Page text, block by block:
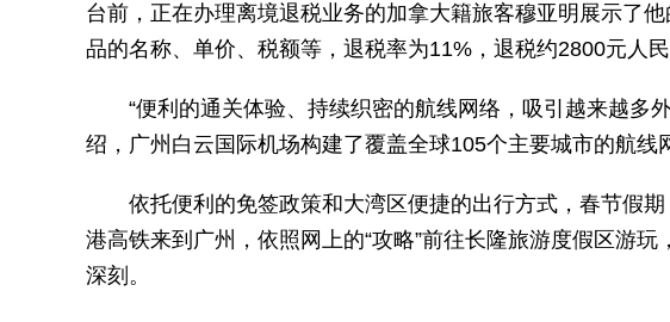
台前，正在办理离境退税业务的加拿大籍旅客穆亚明展示了
品的名称、单价、税额等，退税率为11%，退税约2800元人民
“便利的通关体验、持续织密的航线网络，吸引越来越多
绍，广州白云国际机场构建了覆盖全球105个主要城市的航线
依托便利的免签政策和大湾区便捷的出行方式，春节假
港高铁来到广州，依照网上的“攻略”前往长隆旅游度假区游
深刻。